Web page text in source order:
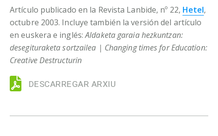
Artículo publicado en la Revista Lanbide, nº 22, Hetel,
octubre 2003. Incluye también la versión del artículo
en euskera e inglés:Aldaketa garaia hezkuntzan:
desegituraketa sortzailea | Changing times for Education:
Creative Destructurin
DESCARREGAR ARXIU